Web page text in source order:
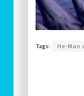
Tags: He-Man